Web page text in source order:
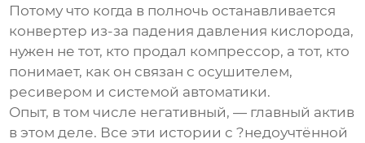
Потому что когда в полночь останавливается
конвертер из-за падения давления кислорода,
нужен не тот, кто продал компрессор, а тот, кто
понимает, как он связан с осушителем,
ресивером и системой автоматики.
Опыт, в том числе негативный, — главный актив
в этом деле. Все эти истории с ?недоучтённой